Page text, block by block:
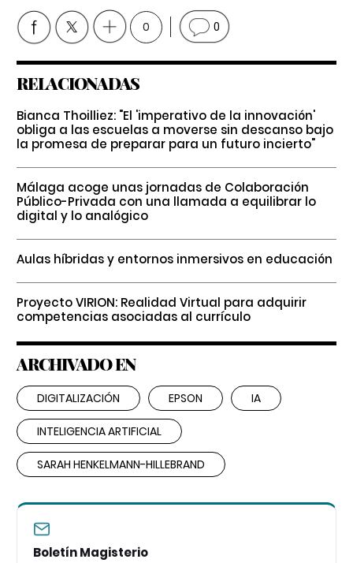
0 0
RELACIONADAS
Bianca Thoilliez: "El 'imperativo de la innovación'
obliga a las escuelas a moverse sin descanso bajo
la promesa de preparar para un futuro incierto"
Málaga acoge unas jornadas de Colaboración
Público-Privada con una llamada a equilibrar lo
digital y lo analógico
Aulas híbridas y entornos inmersivos en educación
Proyecto VIRION: Realidad Virtual para adquirir
competencias asociadas al currículo
ARCHIVADO EN
DIGITALIZACIÓN EPSON IA
INTELIGENCIA ARTIFICIAL
SARAH HENKELMANN-HILLEBRAND
Boletín Magisterio